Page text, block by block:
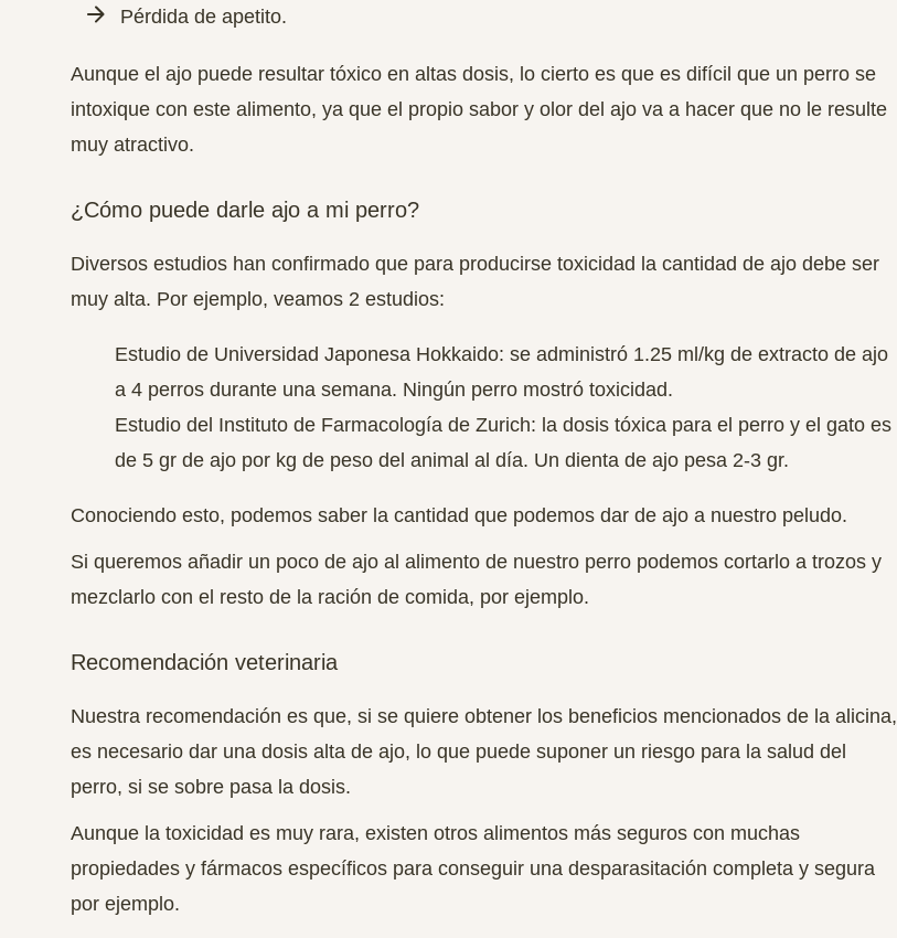
Pérdida de apetito.
Aunque el ajo puede resultar tóxico en altas dosis, lo cierto es que es difícil que un perro se
intoxique con este alimento, ya que el propio sabor y olor del ajo va a hacer que no le resulte
muy atractivo.
¿Cómo puede darle ajo a mi perro?
Diversos estudios han confirmado que para producirse toxicidad la cantidad de ajo debe ser
muy alta. Por ejemplo, veamos 2 estudios:
Estudio de Universidad Japonesa Hokkaido: se administró 1.25 ml/kg de extracto de ajo
a 4 perros durante una semana. Ningún perro mostró toxicidad.
Estudio del Instituto de Farmacología de Zurich: la dosis tóxica para el perro y el gato es
de 5 gr de ajo por kg de peso del animal al día. Un dienta de ajo pesa 2-3 gr.
Conociendo esto, podemos saber la cantidad que podemos dar de ajo a nuestro peludo.
Si queremos añadir un poco de ajo al alimento de nuestro perro podemos cortarlo a trozos y
mezclarlo con el resto de la ración de comida, por ejemplo.
Recomendación veterinaria
Nuestra recomendación es que, si se quiere obtener los beneficios mencionados de la alicina,
es necesario dar una dosis alta de ajo, lo que puede suponer un riesgo para la salud del
perro, si se sobre pasa la dosis.
Aunque la toxicidad es muy rara, existen otros alimentos más seguros con muchas
propiedades y fármacos específicos para conseguir una desparasitación completa y segura
por ejemplo.